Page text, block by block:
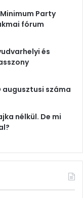
Minimum Party
fórum
és
augusztusi száma
nélkül. De mi